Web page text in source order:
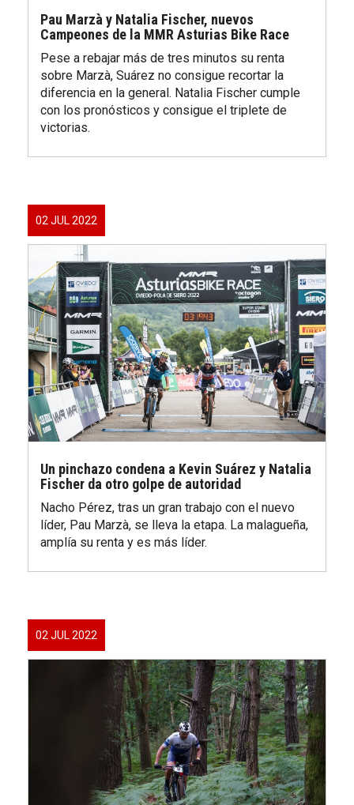
Pau Marzà y Natalia Fischer, nuevos
Campeones de la MMR Asturias Bike Race
Pese a rebajar más de tres minutos su renta
sobre Marzà, Suárez no consigue recortar la
diferencia en la general. Natalia Fischer cumple
con los pronósticos y consigue el triplete de
victorias.
02 JUL 2022
Un pinchazo condena a Kevin Suárez y Natalia
Fischer da otro golpe de autoridad
Nacho Pérez, tras un gran trabajo con el nuevo
líder, Pau Marzà, se lleva la etapa. La malagueña,
amplía su renta y es más líder.
02 JUL 2022